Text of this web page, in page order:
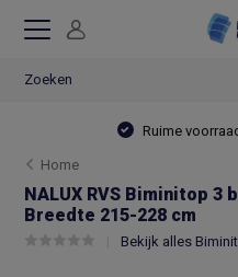
Ruime
Home
NALUX RVS Biminitop 3
Breedte 215-228 cm
Bekijk alles